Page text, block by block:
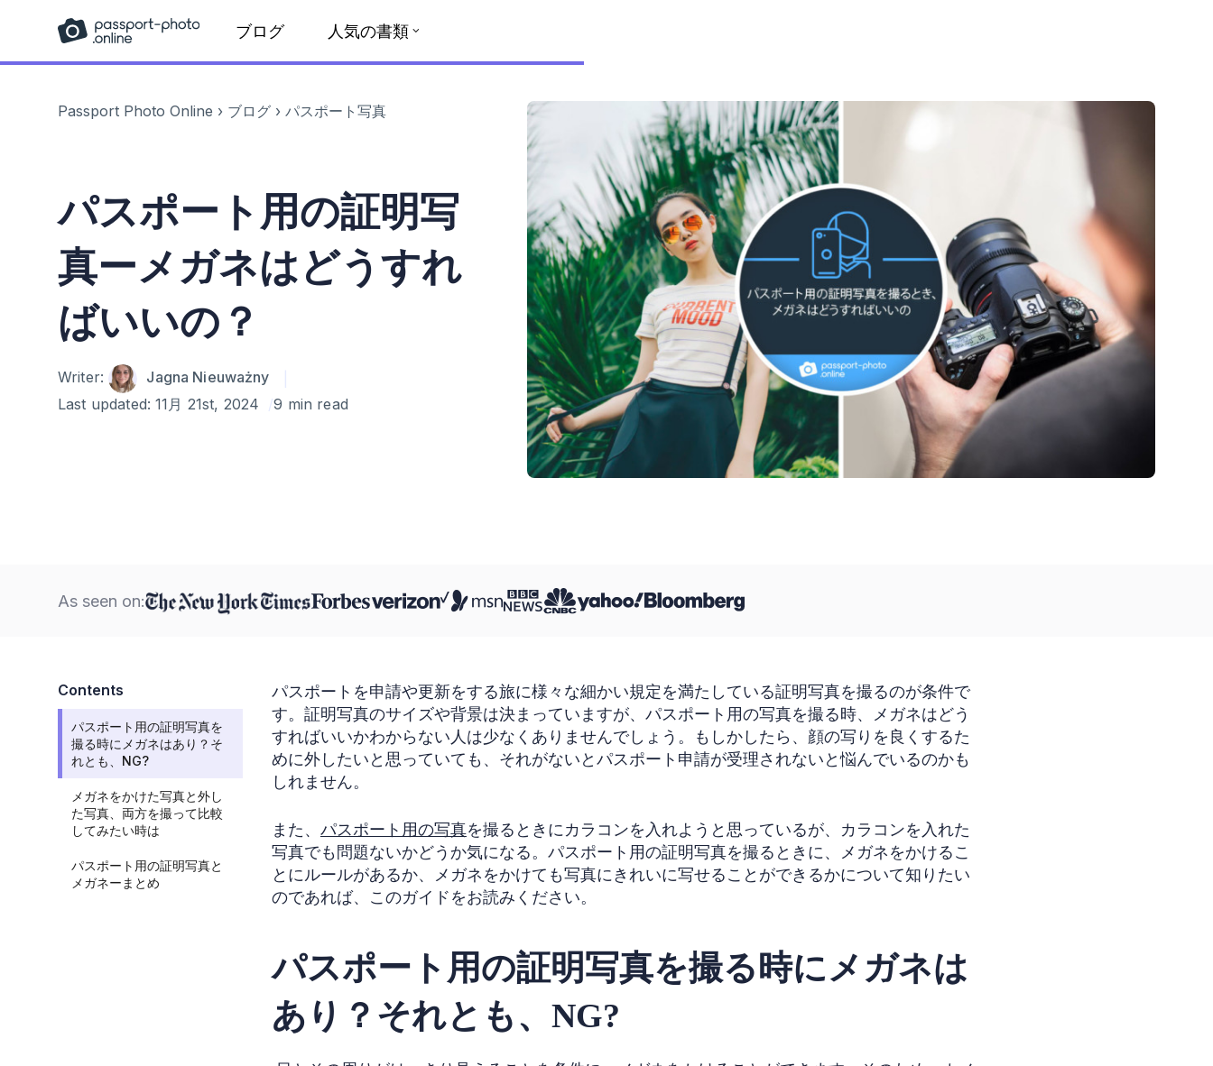
ブログ 人気の書類
Passport Photo Online › ブログ › パスポート写真
パスポート用の証明写
真ーメガネはどうすれ
ばいいの？
Author
Writer:
Jagna Nieuważny
Last updated:11月 21st, 2024 9 min read
As seen on:
Contents
パスポート用の証明写真を
撮る時にメガネはあり？そ
れとも、NG?
メガネをかけた写真と外し
た写真、両方を撮って比較
してみたい時は
パスポート用の証明写真と
メガネーまとめ
パスポートを申請や更新をする旅に様々な細かい規定を満たしている証明写真を撮るのが条件で
す。証明写真のサイズや背景は決まっていますが、パスポート用の写真を撮る時、メガネはどう
すればいいかわからない人は少なくありませんでしょう。もしかしたら、顔の写りを良くするた
めに外したいと思っていても、それがないとパスポート申請が受理されないと悩んでいるのかも
しれません。
また、 パスポート用の写真を撮るときにカラコンを入れようと思っているが、カラコンを入れた
写真でも問題ないかどうか気になる。パスポート用の証明写真を撮るときに、メガネをかけるこ
とにルールがあるか、メガネをかけても写真にきれいに写せることができるかについて知りたい
のであれば、このガイドをお読みください。
パスポート用の証明写真を撮る時にメガネは
あり？それとも、NG?